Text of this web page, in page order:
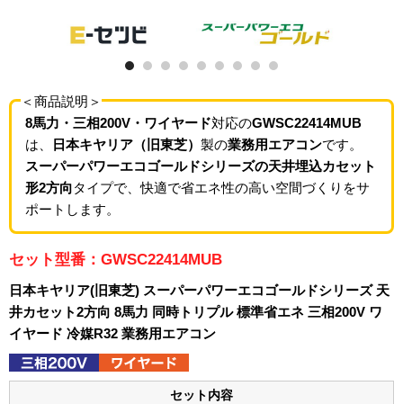
＜商品説明＞
8馬力・三相200V・ワイヤード対応のGWSC22414MUB
は、
日本キヤリア（旧東芝） 製の業務用エアコンです。
スーパーパワーエコゴールドシリーズの天井埋込カセット
形2方向タイプで、快適で省エネ性の高い空間づくりをサ
ポートします。
セット型番：GWSC22414MUB
日本キヤリア(旧東芝) スーパーパワーエコゴールドシリーズ 天
井カセット2方向 8馬力 同時トリプル 標準省エネ 三相200V ワ
イヤード 冷媒R32 業務用エアコン
セット内容